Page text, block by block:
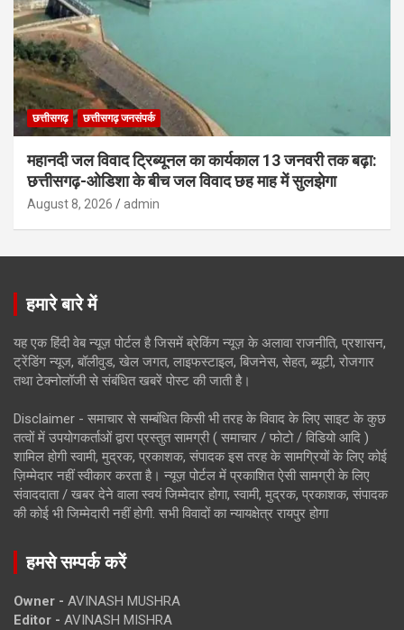
छत्तीसगढ़ छत्तीसगढ़ जनसंपर्क
महानदी जल विवाद ट्रिब्यूनल का कार्यकाल 13 जनवरी तक बढ़ा:
छत्तीसगढ़-ओडिशा के बीच जल विवाद छह माह में सुलझेगा
August 8, 2026 admin
हमारे बारे में
यह एक हिंदी वेब न्यूज़ पोर्टल है जिसमें ब्रेकिंग न्यूज़ के अलावा राजनीति, प्रशासन,
ट्रेंडिंग न्यूज, बॉलीवुड, खेल जगत, लाइफस्टाइल, बिजनेस, सेहत, ब्यूटी, रोजगार
तथा टेक्नोलॉजी से संबंधित खबरें पोस्ट की जाती है।
Disclaimer - समाचार से सम्बंधित किसी भी तरह के विवाद के लिए साइट के कुछ
तत्वों में उपयोगकर्ताओं द्वारा प्रस्तुत सामग्री ( समाचार / फोटो / विडियो आदि )
शामिल होगी स्वामी, मुद्रक, प्रकाशक, संपादक इस तरह के सामग्रियों के लिए कोई
ज़िम्मेदार नहीं स्वीकार करता है। न्यूज़ पोर्टल में प्रकाशित ऐसी सामग्री के लिए
संवाददाता / खबर देने वाला स्वयं जिम्मेदार होगा, स्वामी, मुद्रक, प्रकाशक, संपादक
की कोई भी जिम्मेदारी नहीं होगी. सभी विवादों का न्यायक्षेत्र रायपुर होगा
हमसे सम्पर्क करें
Owner - AVINASH MUSHRA
Editor - AVINASH MISHRA